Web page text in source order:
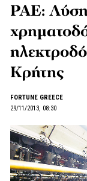
ΡΑΕ: Λύση
Κρήτης
FORTUNE GREECE
29/11/2013, 08:30